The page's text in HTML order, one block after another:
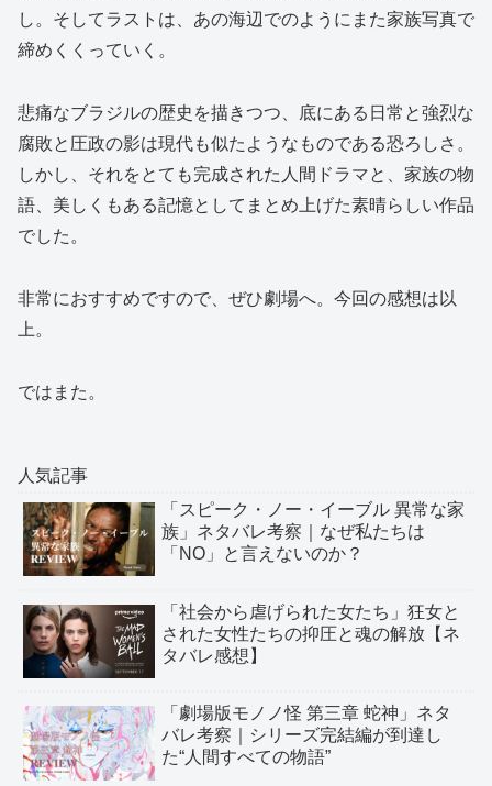
し。そしてラストは、あの海辺でのようにまた家族写真で
締めくくっていく。
悲痛なブラジルの歴史を描きつつ、底にある日常と強烈な
腐敗と圧政の影は現代も似たようなものである恐ろしさ。
しかし、それをとても完成された人間ドラマと、家族の物
語、美しくもある記憶としてまとめ上げた素晴らしい作品
でした。
非常におすすめですので、ぜひ劇場へ。今回の感想は以
上。
ではまた。
人気記事
「スピーク・ノー・イーブル 異常な家
族」ネタバレ考察｜なぜ私たちは
「NO」と言えないのか？
「社会から虐げられた女たち」狂女と
された女性たちの抑圧と魂の解放【ネ
タバレ感想】
「劇場版モノノ怪 第三章 蛇神」ネタ
バレ考察｜シリーズ完結編が到達し
た“人間すべての物語”